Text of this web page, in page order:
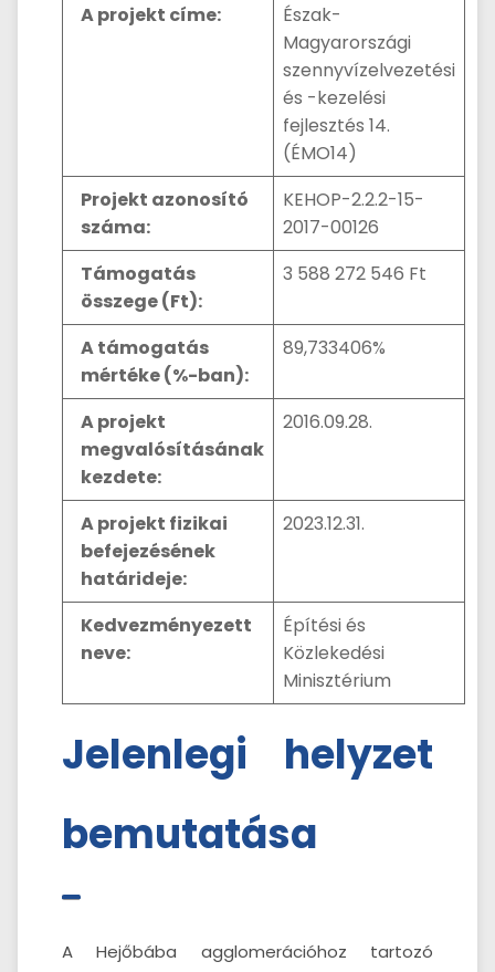
A projekt címe:
Észak-
Magyarországi
szennyvízelvezetési
és -kezelési
fejlesztés 14.
(ÉMO14)
Projekt azonosító
száma:
KEHOP-2.2.2-15-
2017-00126
Támogatás
összege (Ft):
3 588 272 546 Ft
A támogatás
mértéke (%-ban):
89,733406%
A projekt
megvalósításának
kezdete:
2016.09.28.
A projekt fizikai
befejezésének
határideje:
2023.12.31.
Kedvezményezett
neve:
Építési és
Közlekedési
Minisztérium
Jelenlegi helyzet
bemutatása
A Hejőbába agglomerációhoz tartozó